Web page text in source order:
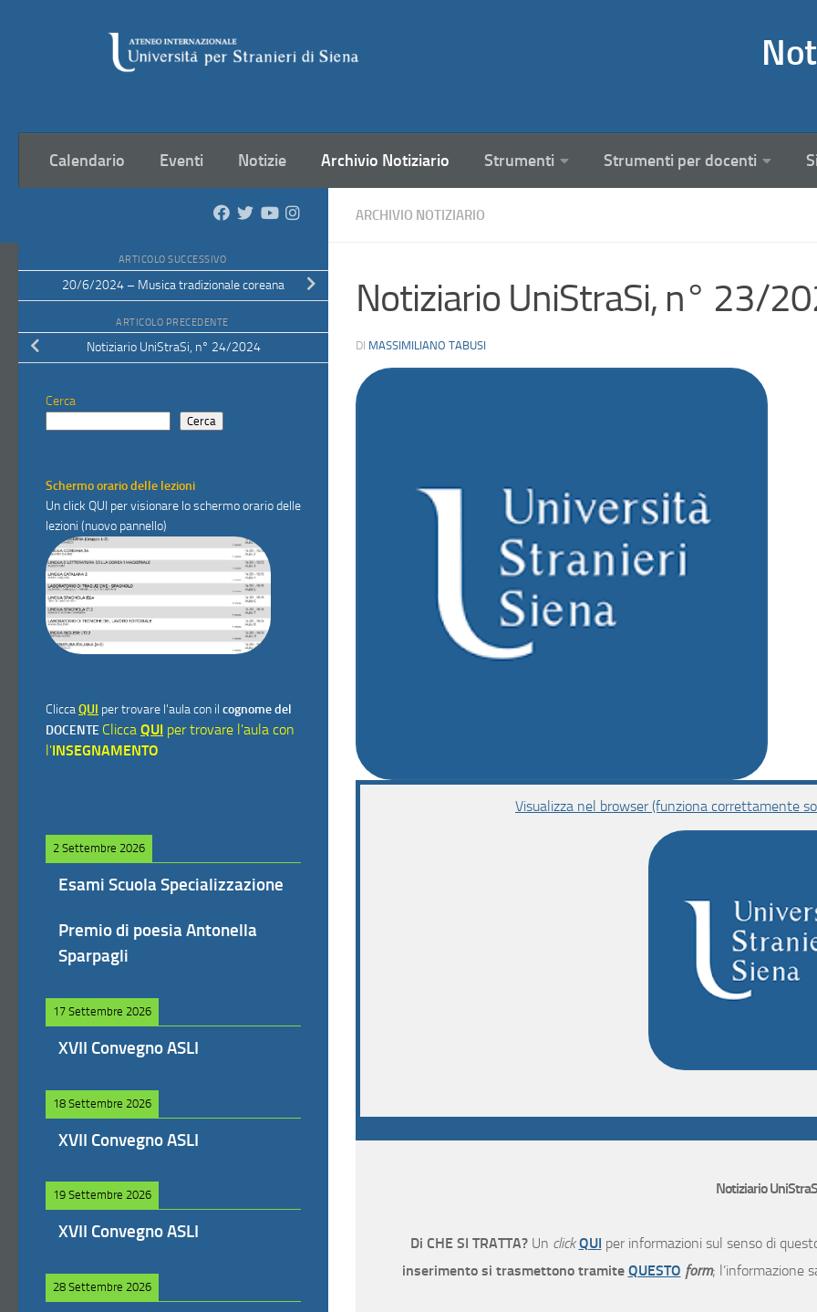
Calendario Eventi Notizie Archivio Notiziario Strumenti Strumenti per docenti
ARCHIVIO NOTIZIARIO
Notiziario UniStraSi, n° 23/
DI MASSIMILIANO TABUSI
Visualizza nel browser (funziona correttamente
Notiziario
Di CHE SI TRATTA? Un clickQUI per informazioni sul senso di
inserimento si trasmettono tramite QUESTO form; l’informazione
ARTICOLO SUCCESSIVO
20/6/2024 – Musica tradizionale coreana
ARTICOLO PRECEDENTE
Notiziario UniStraSi, n° 24/2024
Cerca
Cerca
Schermo orario delle lezioni
Un click QUI per visionare lo schermo orario delle
lezioni (nuovo pannello)
CliccaQUI per trovare l'aula con il cognome del
DOCENTE Clicca QUI per trovare l'aula con
l'INSEGNAMENTO
2 Settembre 2026
Esami Scuola Specializzazione
Premio di poesia Antonella
Sparpagli
17 Settembre 2026
XVII Convegno ASLI
18 Settembre 2026
XVII Convegno ASLI
19 Settembre 2026
XVII Convegno ASLI
28 Settembre 2026